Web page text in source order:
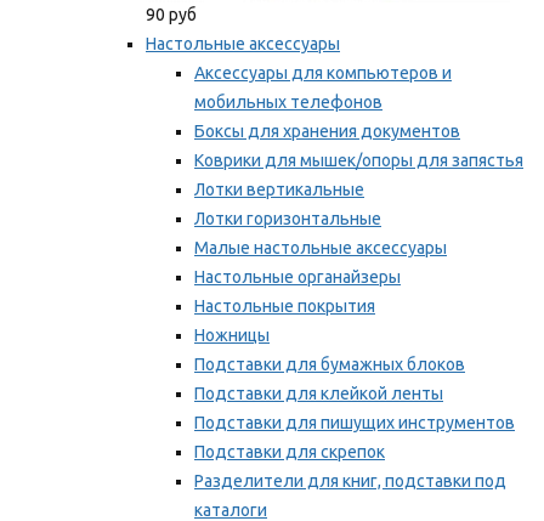
90 руб
Настольные аксессуары
Аксессуары для компьютеров и
мобильных телефонов
Боксы для хранения документов
Коврики для мышек/опоры для запястья
Лотки вертикальные
Лотки горизонтальные
Малые настольные аксессуары
Настольные органайзеры
Настольные покрытия
Ножницы
Подставки для бумажных блоков
Подставки для клейкой ленты
Подставки для пишущих инструментов
Подставки для скрепок
Разделители для книг, подставки под
каталоги